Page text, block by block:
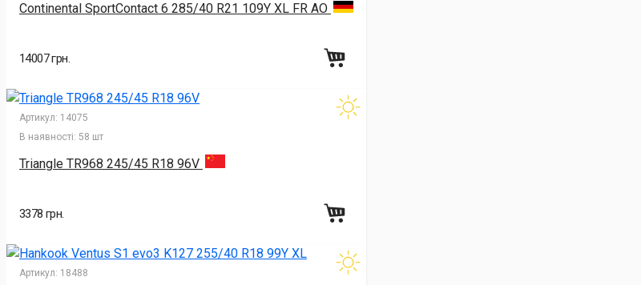
Continental SportContact 6 285/40 R21 109Y XL FR AO
14007 грн.
Артикул: 14075
В наявності: 58 шт
Triangle TR968 245/45 R18 96V
3378 грн.
Артикул: 18488